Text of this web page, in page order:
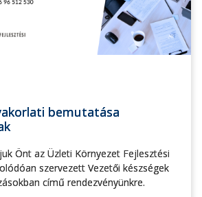
bemutatása
Önt az Üzleti Környezet Fejlesztési
szervezett Vezetői készségek
című rendezvényünkre.